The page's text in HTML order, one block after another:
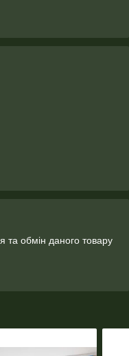
обмін даного товару